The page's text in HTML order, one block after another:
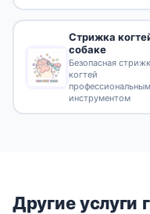
Стрижка
собаке
Безопасная
когтей
профессиональным
инструментом
Другие услуги